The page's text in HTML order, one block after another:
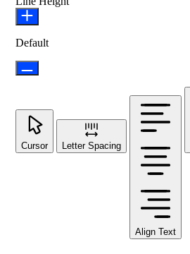
Default
Cursor Letter Spacing
Align Text